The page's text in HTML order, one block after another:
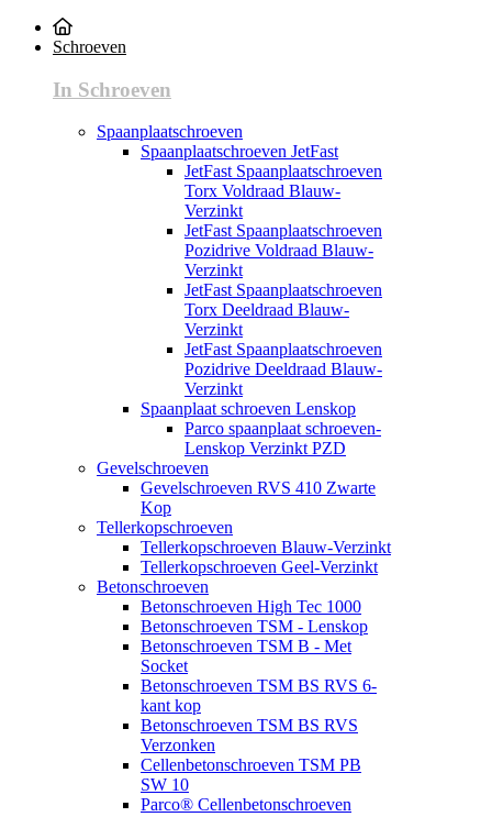
Schroeven
In Schroeven
Spaanplaatschroeven
Spaanplaatschroeven JetFast
JetFast Spaanplaatschroeven
Torx Voldraad Blauw-
Verzinkt
JetFast Spaanplaatschroeven
Pozidrive Voldraad Blauw-
Verzinkt
JetFast Spaanplaatschroeven
Torx Deeldraad Blauw-
Verzinkt
JetFast Spaanplaatschroeven
Pozidrive Deeldraad Blauw-
Verzinkt
Spaanplaat schroeven Lenskop
Parco spaanplaat schroeven-
Lenskop Verzinkt PZD
Gevelschroeven
Gevelschroeven RVS 410 Zwarte
Kop
Tellerkopschroeven
Tellerkopschroeven Blauw-Verzinkt
Tellerkopschroeven Geel-Verzinkt
Betonschroeven
Betonschroeven High Tec 1000
Betonschroeven TSM - Lenskop
Betonschroeven TSM B - Met
Socket
Betonschroeven TSM BS RVS 6-
kant kop
Betonschroeven TSM BS RVS
Verzonken
Cellenbetonschroeven TSM PB
SW 10
Parco® Cellenbetonschroeven